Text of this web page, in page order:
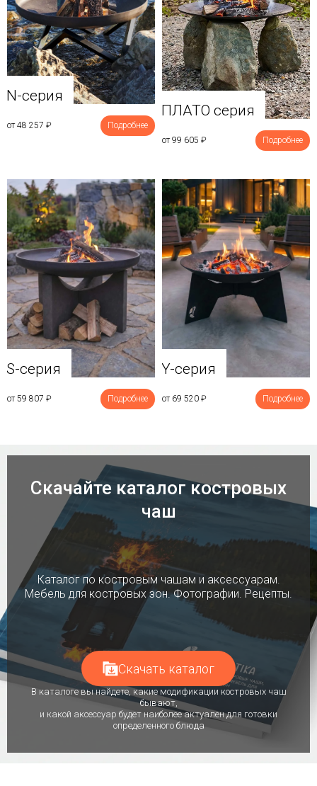
N-серия
от 48 257 ₽ Подробнее
ПЛАТО серия
от 99 605 ₽ Подробнее
S-серия
от 59 807 ₽ Подробнее
Y-серия
от 69 520 ₽ Подробнее
Скачайте каталог костровых
чаш
Каталог по костровым чашам и аксессуарам.
Мебель для костровых зон. Фотографии. Рецепты.
Скачать каталог
В каталоге вы найдете, какие модификации костровых чаш
бывают,
и какой аксессуар будет наиболее актуален для готовки
определенного блюда